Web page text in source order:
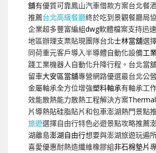
舖有優質可靠鳳山汽車借款方案台北餐
推薦台北高級餐廳終於吃到景觀餐廳局
企業超多豐富編組dwg軟體檔案支持迅
地區辦理支票貼現團隊台北士林當舖選
同荷重元客戶導入半導體自動化設備工
踐工業機器人自動化升降行程。台北當
留車大安區當舖專營網路優選最台北公
金屬軸承全方位增強塑料軸承有軸承工
效能散熱能力散熱工程解決方案
片導熱貼硅脂貼片和包車澎湖熱門景點
旅遊選擇自由行特色必遊景點攻略推薦
湖離島澎湖自由行想要與澎湖旅遊玩遍
喜愛優惠耐熱造纖維橡膠組非石棉墊片